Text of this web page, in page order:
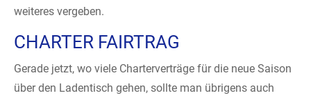
weiteres vergeben.
CHARTER FAIRTRAG
Gerade jetzt, wo viele Charterverträge für die neue Saison
über den Ladentisch gehen, sollte man übrigens auch